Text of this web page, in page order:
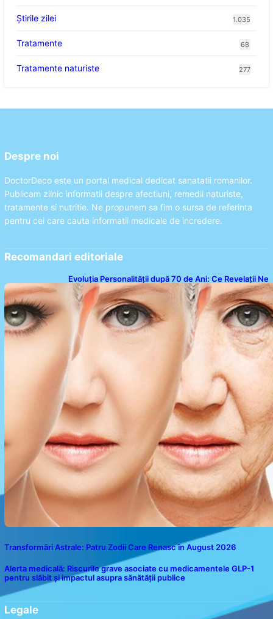
Știrile zilei 1.035
Tratamente 68
Tratamente naturiste 277
Despre noi
DoctorDeco este un portal medical dedicat sanatatii romanilor.
Publicam zilnic informatii despre afectiuni, remedii naturiste,
tratamente si nutritie. Ne propunem sa fim o sursa de referinta
pentru cei care cauta informatii medicale de incredere.
Recomandari editoriale
Evoluția Personalității după 70 de Ani: Ce Revelații Ne
Oferă Studiile Psihologice
Transformări Astrale: Patru Zodii Care Renasc în August 2026
Alerta medicală: Riscurile grave asociate cu medicamentele GLP-1
pentru slăbit și impactul asupra sănătății publice
Legale